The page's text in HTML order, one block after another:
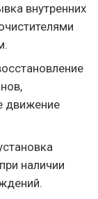
внутренних
движение
наличии